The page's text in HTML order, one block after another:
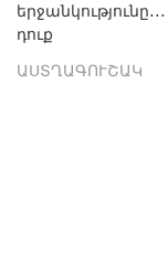
դուք
ԱՍՏՂԱԳՈՒՇԱԿ